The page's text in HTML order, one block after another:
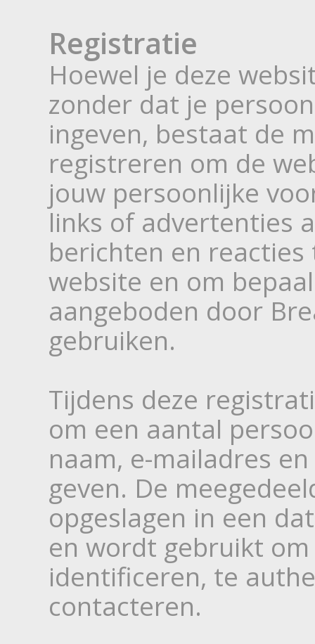
Registratie
Hoewel je deze
zonder dat je
ingeven, bestaat de
registreren om de
jouw persoonlijke
links of advertenties
berichten en
website en om
aangeboden door
gebruiken.
Tijdens deze
om een aantal
naam, e-mailadres
geven. De
opgeslagen in een
en wordt gebruikt
identificeren, te
contacteren.